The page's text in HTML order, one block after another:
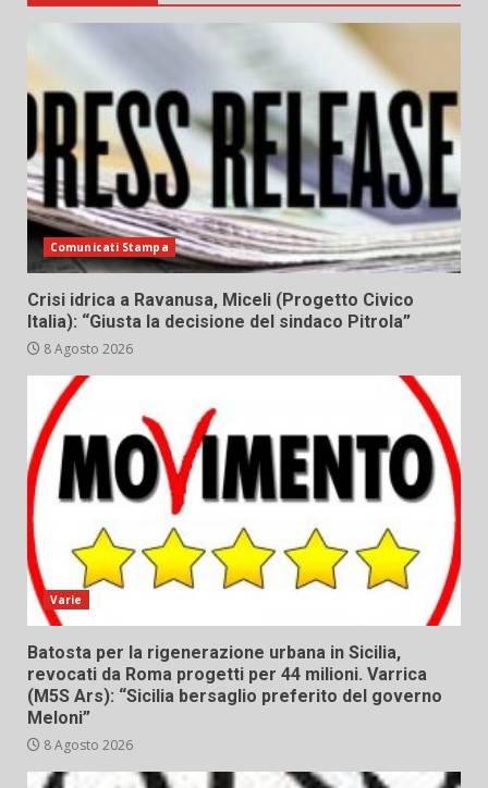
Comunicati Stampa
Crisi idrica a Ravanusa, Miceli (Progetto Civico
Italia): “Giusta la decisione del sindaco Pitrola”
8 Agosto 2026
Varie
Batosta per la rigenerazione urbana in Sicilia,
revocati da Roma progetti per 44 milioni. Varrica
(M5S Ars): “Sicilia bersaglio preferito del governo
Meloni”
8 Agosto 2026